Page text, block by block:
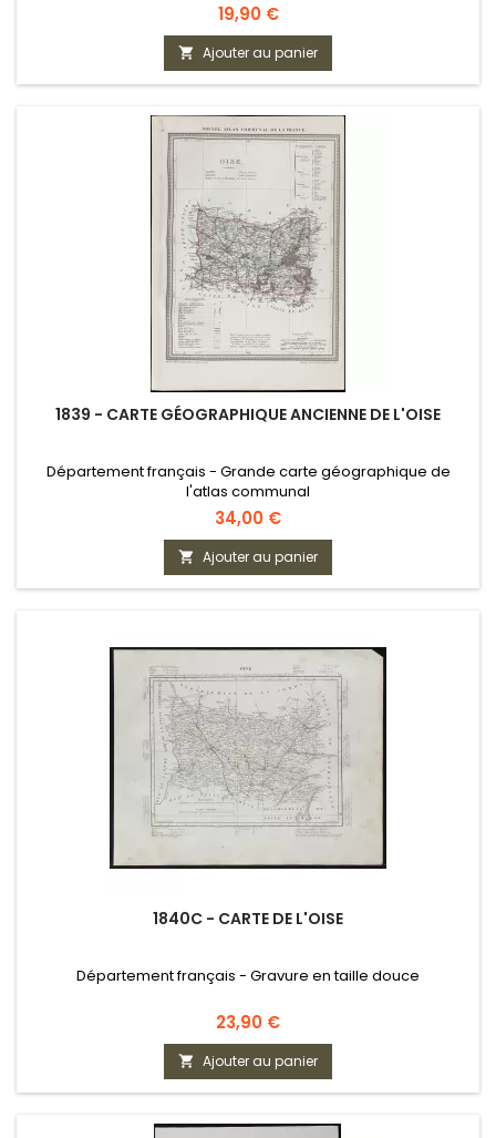
Prix
19,90 €
 Ajouter au panier
1839 - CARTE GÉOGRAPHIQUE ANCIENNE DE L'OISE
Département français - Grande carte géographique de
l'atlas communal
Prix
34,00 €
 Ajouter au panier
1840C - CARTE DE L'OISE
Département français - Gravure en taille douce
Prix
23,90 €
 Ajouter au panier